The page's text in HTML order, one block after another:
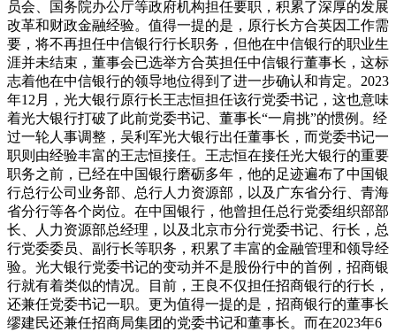
员会、国务院办公厅等政府机构担任要职，积累了深厚的发展
改革和财政金融经验。值得一提的是，原行长方合英因工作需
要，将不再担任中信银行行长职务，但他在中信银行的职业生
涯并未结束，董事会已选举方合英担任中信银行董事长，这标
志着他在中信银行的领导地位得到了进一步确认和肯定。2023
年12月，光大银行原行长王志恒担任该行党委书记，这也意味
着光大银行打破了此前党委书记、董事长“一肩挑”的惯例。经
过一轮人事调整，吴利军光大银行出任董事长，而党委书记一
职则由经验丰富的王志恒接任。王志恒在接任光大银行的重要
职务之前，已经在中国银行磨砺多年，他的足迹遍布了中国银
行总行公司业务部、总行人力资源部，以及广东省分行、青海
省分行等各个岗位。在中国银行，他曾担任总行党委组织部部
长、人力资源部总经理，以及北京市分行党委书记、行长，总
行党委委员、副行长等职务，积累了丰富的金融管理和领导经
验。光大银行党委书记的变动并不是股份行中的首例，招商银
行就有着类似的情况。目前，王良不仅担任招商银行的行长，
还兼任党委书记一职。更为值得一提的是，招商银行的董事长
缪建民还兼任招商局集团的党委书记和董事长。而在2023年6